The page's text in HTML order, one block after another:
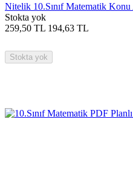
Nitelik 10.Sınıf Matematik
Stokta yok
259,50 TL 194,63 TL
Stokta yok